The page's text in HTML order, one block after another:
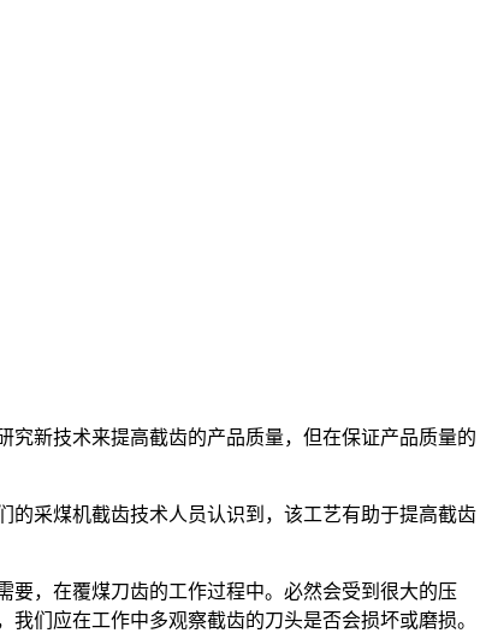
新技术来提高截齿的产品质量，但在保证产品质量的
的采煤机截齿技术人员认识到，该工艺有助于提高截齿
，在覆煤刀齿的工作过程中。必然会受到很大的压
们应在工作中多观察截齿的刀头是否会损坏或磨损。